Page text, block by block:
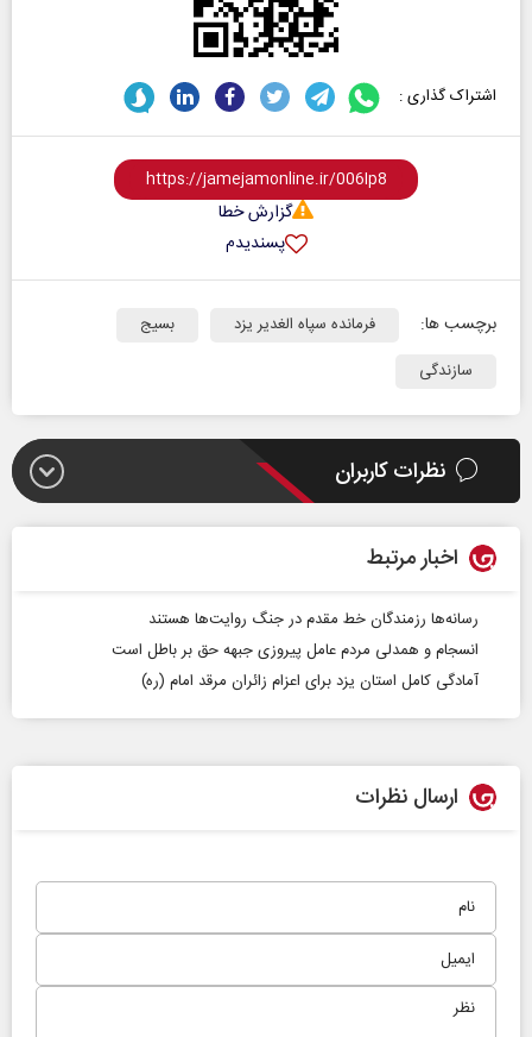
اشتراک گذاری :
گزارش خطا
پسندیدم
برچسب ها: فرمانده سپاه الغدیر یزد
بسیج
سازندگی
نظرات کاربران
اخبار مرتبط
رسانه‌ها رزمندگان خط مقدم در جنگ روایت‌ها هستند
انسجام و همدلی مردم عامل پیروزی جبهه حق بر باطل است
آمادگی کامل استان یزد برای اعزام زائران مرقد امام (ره)
ارسال نظرات